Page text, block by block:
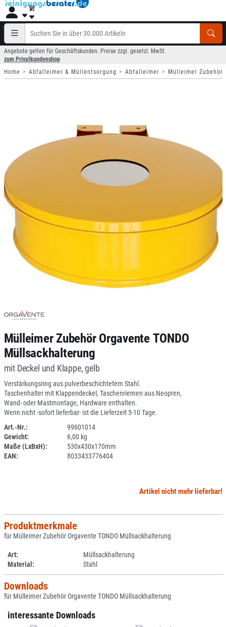
Angebote gelten für Geschäftskunden. Preise zzgl. gesetzl. MwSt.
zum Privatkundenshop
Home
Abfalleimer & Müllentsorgung Abfalleimer Mülleimer Zubehör
Mülleimer Zubehör Orgavente TONDO
Müllsackhalterung
mit Deckel und Klappe, gelb
Verstärkungsring aus pulverbeschichtetem Stahl.
Taschenhalter mit Klappendeckel, Taschenriemen aus Neopren,
Wand- oder Mastmontage, Hardware enthalten.
Wenn nicht -sofort lieferbar- ist die Lieferzeit 5-10 Tage.
Art.-Nr.:
99601014
Gewicht:
6,00 kg
Maße (LxBxH):
530x430x170mm
EAN:
8033433776404
Artikel nicht mehr lieferbar!
Produktmerkmale
für Mülleimer Zubehör Orgavente TONDO Müllsackhalterung
Art:
Müllsackhalterung
Material:
Stahl
Downloads
für Mülleimer Zubehör Orgavente TONDO Müllsackhalterung
interessante Downloads